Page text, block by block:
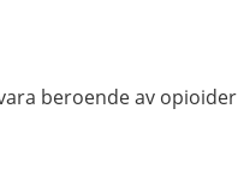
beroende av